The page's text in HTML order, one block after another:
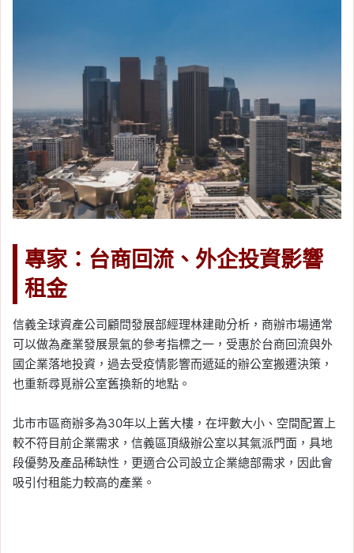
專家：台商回流、外企投資影響
租金
信義全球資產公司顧問發展部經理林建勛分析，商辦市場通常
可以做為產業發展景氣的參考指標之一，受惠於台商回流與外
國企業落地投資，過去受疫情影響而遞延的辦公室搬遷決策，
也重新尋覓辦公室舊換新的地點。
北市市區商辦多為30年以上舊大樓，在坪數大小、空間配置上
較不符目前企業需求，信義區頂級辦公室以其氣派門面，具地
段優勢及產品稀缺性，更適合公司設立企業總部需求，因此會
吸引付租能力較高的產業。